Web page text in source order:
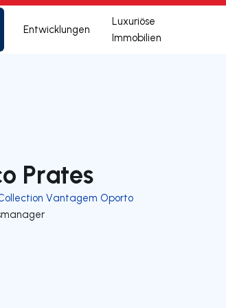
Entwicklungen
Luxuriöse
Immobilien
Prates
Vantagem Oporto